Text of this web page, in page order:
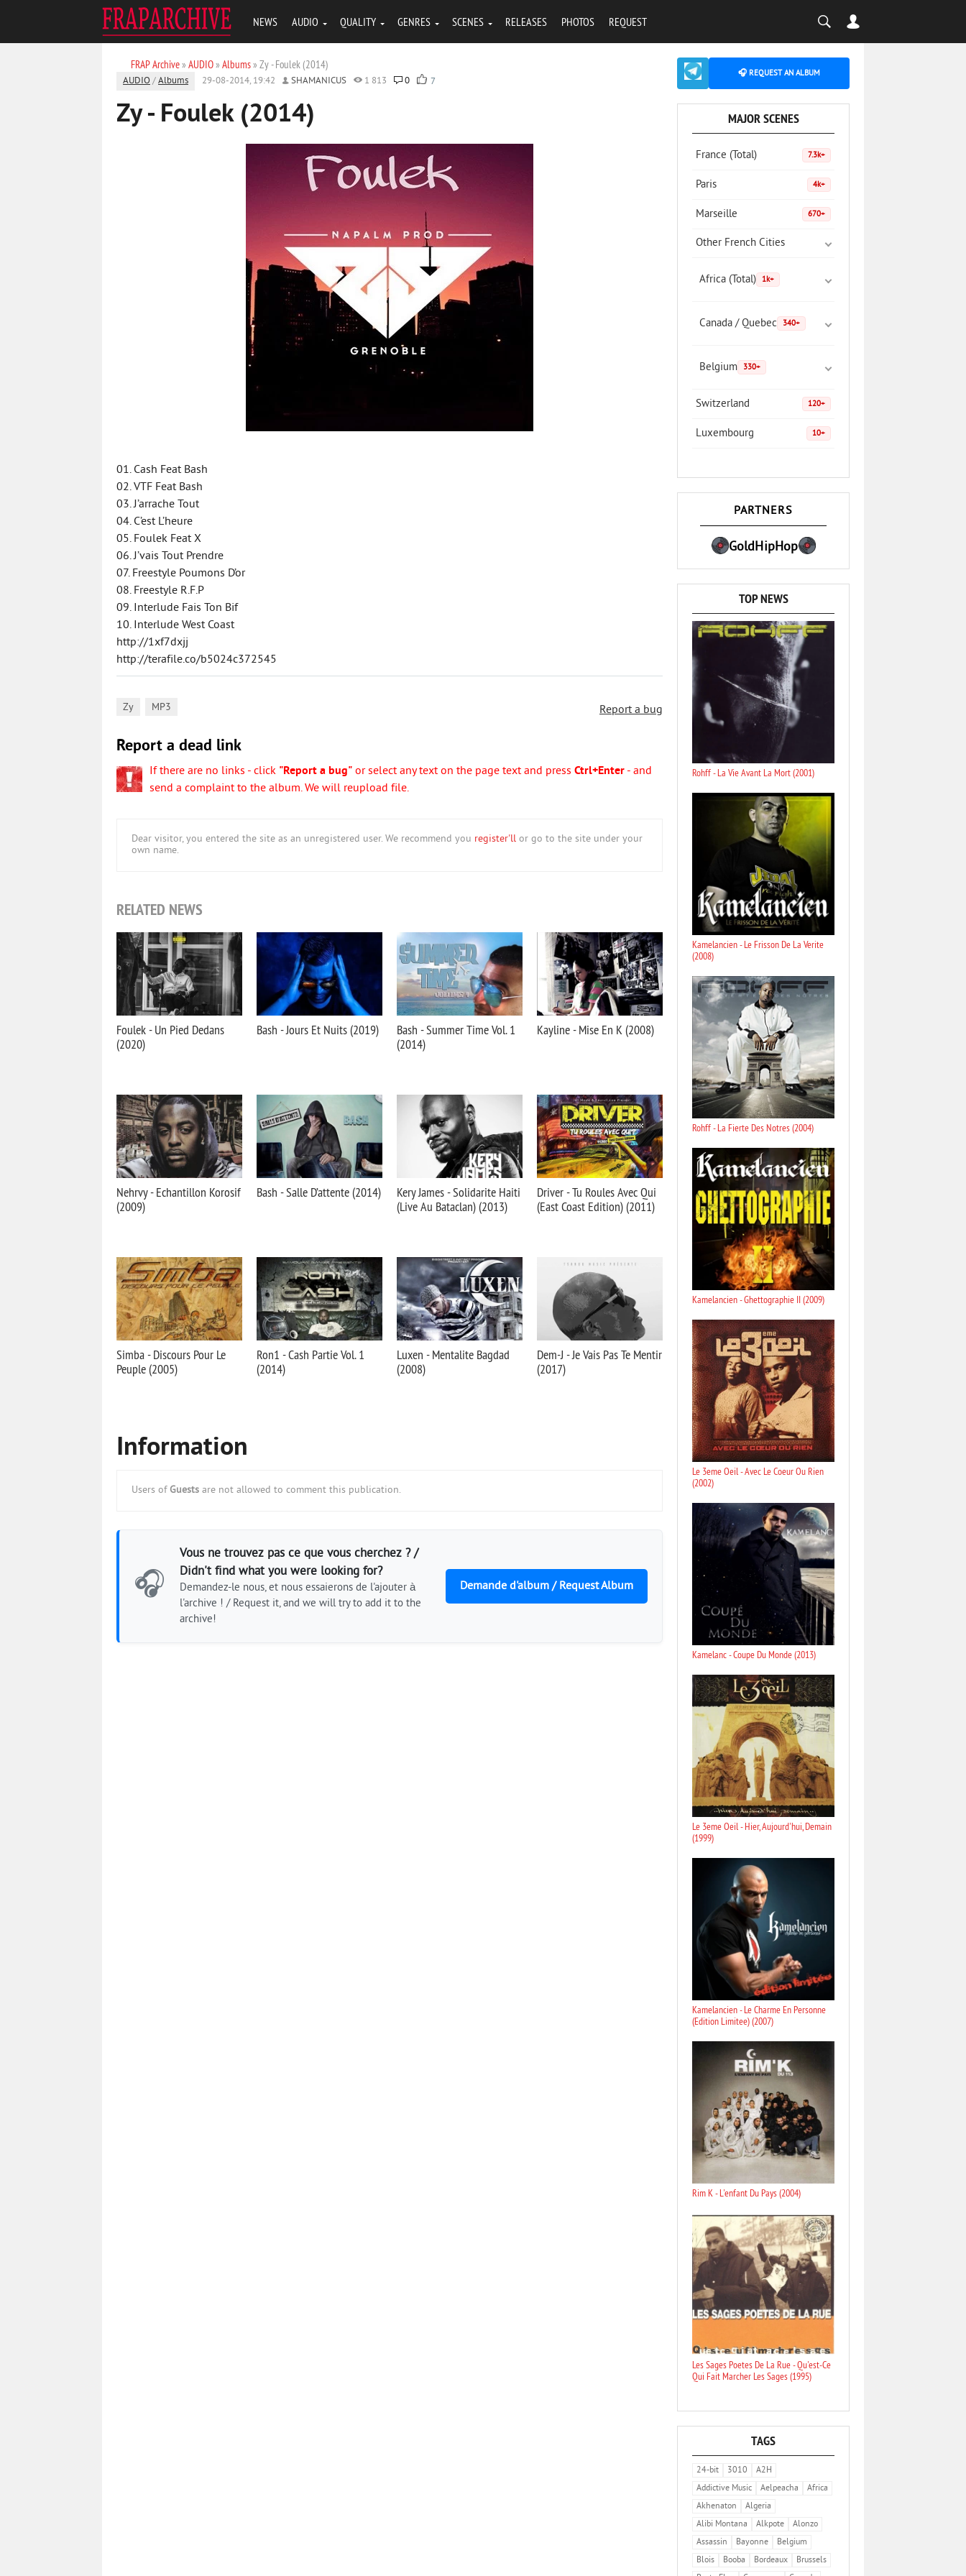
NEWS AUDIO QUALITY GENRES SCENES RELEASES PHOTOS REQUEST
FRAP Archive» AUDIO» Albums» Zy - Foulek (2014)
AUDIO /Albums 29-08-2014, 19:42 SHAMANICUS 1 813 0 7
Zy - Foulek (2014)
01. Cash Feat Bash
02. VTF Feat Bash
03. J’arrache Tout
04. C’est L’heure
05. Foulek Feat X
06. J’vais Tout Prendre
07. Freestyle Poumons D’or
08. Freestyle R.F.P
09. Interlude Fais Ton Bif
10. Interlude West Coast
http://1xf7dxjj
http://terafile.co/b5024c372545
Report a bug
Zy MP3
Report a dead link
If there are no links - click "Report a bug" or select any text on the page text and press Ctrl+Enter - and
send a complaint to the album. We will reupload file.
Dear visitor, you entered the site as an unregistered user. We recommend you register'll or go to the site under your
own name.
RELATED NEWS
Foulek - Un Pied Dedans
(2020)
Bash - Jours Et Nuits (2019)
Bash - Summer Time Vol. 1
(2014)
Kayline - Mise En K (2008)
Nehrvy - Echantillon Korosif
(2009)
Bash - Salle D’attente (2014)
Kery James - Solidarite Haiti
(Live Au Bataclan) (2013)
Driver - Tu Roules Avec Qui
(East Coast Edition) (2011)
Simba - Discours Pour Le
Peuple (2005)
Ron1 - Cash Partie Vol. 1
(2014)
Luxen - Mentalite Bagdad
(2008)
Dem-J - Je Vais Pas Te Mentir
(2017)
Information
Users of Guests are not allowed to comment this publication.
🎧
Vous ne trouvez pas ce que vous cherchez ? /
Didn't find what you were looking for?
Demandez-le nous, et nous essaierons de l'ajouter à
l'archive ! / Request it, and we will try to add it to the
archive!
Demande d'album / Request Album
🎧 REQUEST AN ALBUM
MAJOR SCENES
France (Total) 7.3k+
Paris 4k+
Marseille 670+
Other French Cities
Africa (Total) 1k+
Canada / Quebec 340+
Belgium 330+
Switzerland 120+
Luxembourg 10+
PARTNERS
GoldHipHop
TOP NEWS
Rohff - La Vie Avant La Mort (2001)
Kamelancien - Le Frisson De La Verite
(2008)
Rohff - La Fierte Des Notres (2004)
Kamelancien - Ghettographie II (2009)
Le 3eme Oeil - Avec Le Coeur Ou Rien
(2002)
Kamelanc - Coupe Du Monde (2013)
Le 3eme Oeil - Hier, Aujourd'hui, Demain
(1999)
Kamelancien - Le Charme En Personne
(Edition Limitee) (2007)
Rim K - L'enfant Du Pays (2004)
Les Sages Poetes De La Rue - Qu'est-Ce
Qui Fait Marcher Les Sages (1995)
TAGS
24-bit 3010
A2H
Addictive Music
Aelpeacha
Africa
Akhenaton
Algeria
Alibi Montana
Alkpote
Alonzo
Assassin
Bayonne
Belgium
Blois
Booba Bordeaux
Brussels